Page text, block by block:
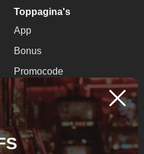
Toppagina's
App
Bonus
Promocode
Geen Storting Bonus